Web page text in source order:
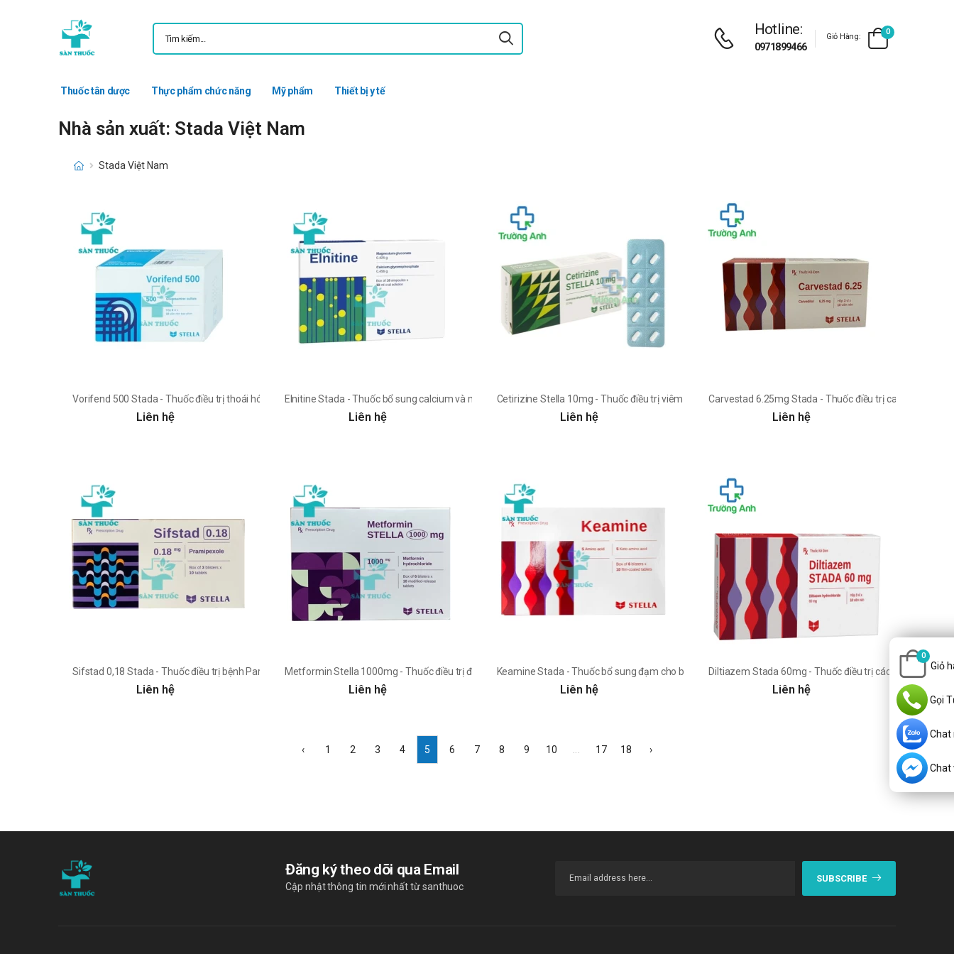
Hotline:
0971899466
Giỏ Hàng:
0
Thuốc tân dược Thực phẩm chức năng Mỹ phẩm Thiết bị y tế
Nhà sản xuất: Stada Việt Nam
Stada Việt Nam
Vorifend 500 Stada - Thuốc điều trị thoái hóa khớp hiệu quả
Liên hệ
Elnitine Stada - Thuốc bổ sung calcium và magnesium hiệu quả
Liên hệ
Cetirizine Stella 10mg - Thuốc điều trị viêm mũi dị ứng, mề đay
Liên hệ
Carvestad 6.25mg Stada - Thuốc điều trị cao huyết áp,
Liên hệ
Sifstad 0,18 Stada - Thuốc điều trị bệnh Parkinson hiệu quả
Liên hệ
Metformin Stella 1000mg - Thuốc điều trị đái tháo đường tuýp 2
Liên hệ
Keamine Stada - Thuốc bổ sung đạm cho bệnh nhân suy thận mãn tính
Liên hệ
Diltiazem Stada 60mg - Thuốc điều trị các cơn đau thắt
Liên hệ
‹ 1 2 3 4 5 6 7 8 9 10 17 18 ›
Đăng ký theo dõi qua Email
Cập nhật thông tin mới nhất từ santhuoc
SUBSCRIBE
0
Giỏ
Gọi
Chat
Chat